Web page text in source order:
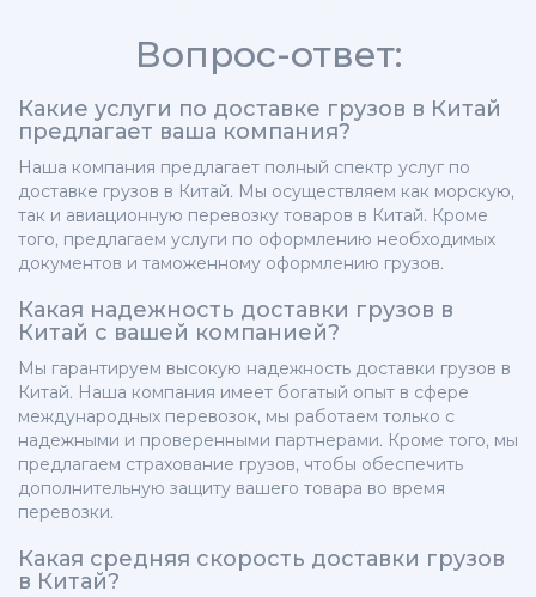
Вопрос-ответ:
Какие услуги по доставке грузов в Китай
предлагает ваша компания?
Наша компания предлагает полный спектр услуг по
доставке грузов в Китай. Мы осуществляем как морскую,
так и авиационную перевозку товаров в Китай. Кроме
того, предлагаем услуги по оформлению необходимых
документов и таможенному оформлению грузов.
Какая надежность доставки грузов в
Китай с вашей компанией?
Мы гарантируем высокую надежность доставки грузов в
Китай. Наша компания имеет богатый опыт в сфере
международных перевозок, мы работаем только с
надежными и проверенными партнерами. Кроме того, мы
предлагаем страхование грузов, чтобы обеспечить
дополнительную защиту вашего товара во время
перевозки.
Какая средняя скорость доставки грузов
в Китай?